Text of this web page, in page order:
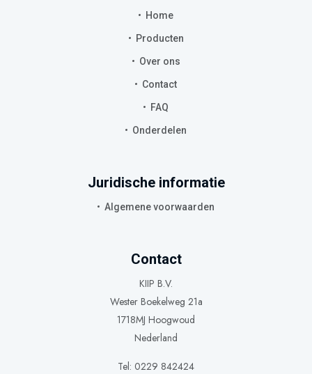
Home
Producten
Over ons
Contact
FAQ
Onderdelen
Juridische informatie
Algemene voorwaarden
Contact
KIIP B.V.
Wester Boekelweg 21a
1718MJ Hoogwoud
Nederland
Tel: 0229 842424